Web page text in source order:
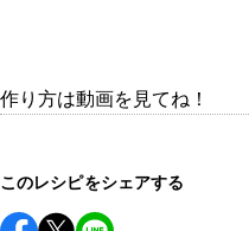
作り方は動画を見てね！
このレシピをシェアする